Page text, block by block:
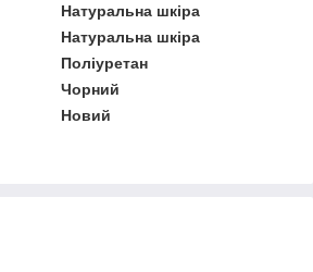
Натуральна шкіра
Натуральна шкіра
Поліуретан
Чорний
Новий